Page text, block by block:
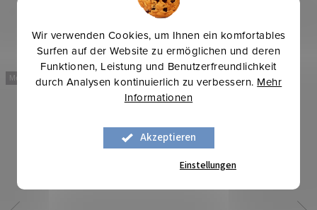
Wir verwenden Cookies, um Ihnen ein komfortables
Surfen auf der Website zu ermöglichen und deren
Funktionen, Leistung und Benutzerfreundlichkeit
durch Analysen kontinuierlich zu verbessern. Mehr
Informationen
Akzeptieren
Einstellungen
Mehr für weniger Mehr für weniger